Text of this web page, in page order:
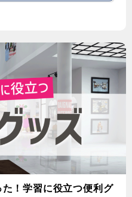
た！学習に役立つ便利グ